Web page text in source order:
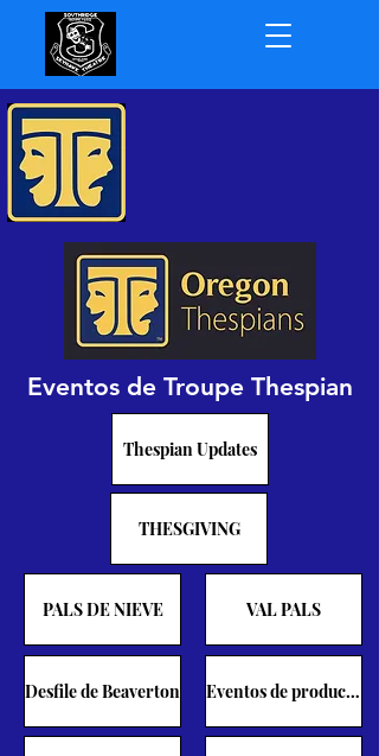
Eventos de Troupe Thespian
Thespian Updates
THESGIVING
PALS DE NIEVE
Desfile de Beaverton
VAL PALS
Eventos de producción